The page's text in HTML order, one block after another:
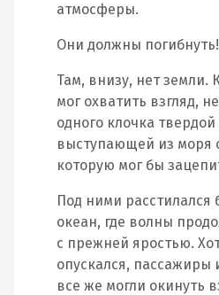
атмосферы.
Они должны погибнуть!
Там, внизу, нет земли.
мог охватить взгляд,
одного клочка
выступающей из моря
которую мог бы
Под ними расстилался
океан, где волны
с прежней яростью.
опускался, пассажиры
все же могли окинуть